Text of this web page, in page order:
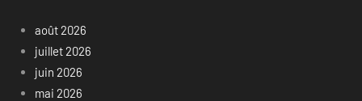
août 2026
juillet 2026
juin 2026
mai 2026